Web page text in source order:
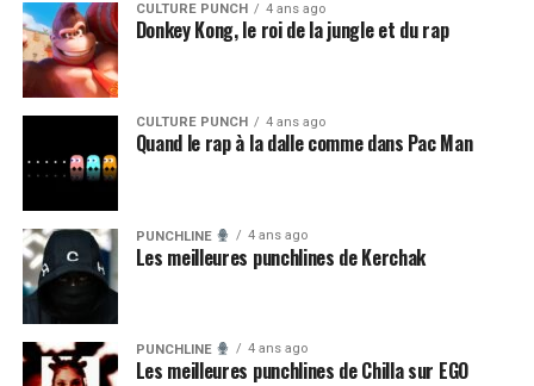
CULTURE PUNCH 4 ans ago
Donkey Kong, le roi de la jungle et du rap
CULTURE PUNCH 4 ans ago
Quand le rap à la dalle comme dans Pac Man
PUNCHLINE 4 ans ago
Les meilleures punchlines de Kerchak
PUNCHLINE 4 ans ago
Les meilleures punchlines de Chilla sur EGO